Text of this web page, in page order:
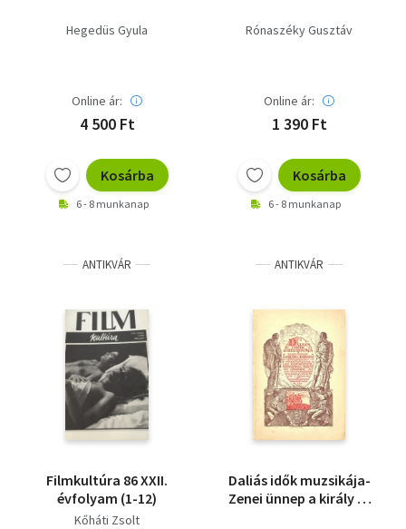
Hegedüs Gyula
Online ár:
4 500 Ft
Kosárba
6 - 8 munkanap
Rónaszéky Gusztáv
Online ár:
1 390 Ft
Kosárba
6 - 8 munkanap
ANTIKVÁR
Filmkultúra 86 XXII.
évfolyam (1-12)
Kőháti Zsolt
ANTIKVÁR
Daliás idők muzsikája-
Zenei ünnep a király és